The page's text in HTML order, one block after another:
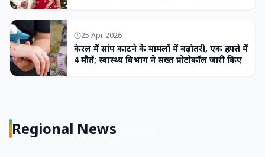
25 Apr 2026
केरल में सांप काटने के मामलों में बढ़ोतरी, एक हफ्ते में
4 मौतें; स्वास्थ्य विभाग ने सख्त प्रोटोकॉल जारी किए
Regional News